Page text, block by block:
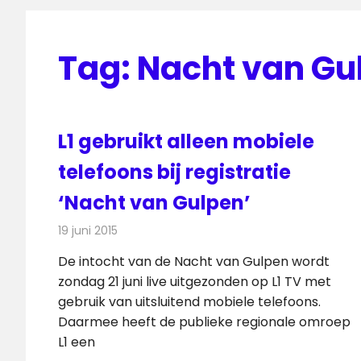
Tag: Nacht van
L1 gebruikt alleen mobiele
telefoons bij registratie
‘Nacht van Gulpen’
19 juni 2015
De intocht van de Nacht van Gulpen wordt
zondag 21 juni live uitgezonden op L1 TV met
gebruik van uitsluitend mobiele telefoons.
Daarmee heeft de publieke regionale omroep
L1 een